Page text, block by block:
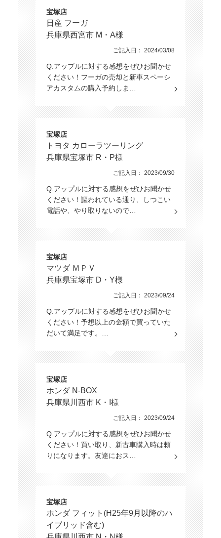
宝塚店
日産 フーガ
兵庫県西宮市 M・A様
ご記入日： 2024/03/08
Q.アップルに対する感想をぜひお聞かせ
ください！フーガの売却と新車スペーシ
アカスタムの購入予約しま…
宝塚店
トヨタ カローラツーリング
兵庫県宝塚市 R・P様
ご記入日： 2023/09/30
Q.アップルに対する感想をぜひお聞かせ
ください！謳われている通り、しつこい
電話や、やり取りないので…
宝塚店
マツダ ＭＰＶ
兵庫県宝塚市 D・Y様
ご記入日： 2023/09/24
Q.アップルに対する感想をぜひお聞かせ
ください！予想以上の金額で買っていた
だいて満足です。…
宝塚店
ホンダ N-BOX
兵庫県川西市 K・I様
ご記入日： 2023/09/24
Q.アップルに対する感想をぜひお聞かせ
ください！買い取り、新古車購入時は頼
りになります。友達におス…
宝塚店
ホンダ フィット(H25年9月以降のハ
イブリッド含む)